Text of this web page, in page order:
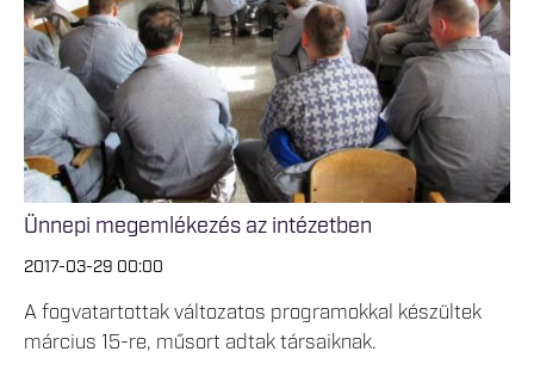
Ünnepi megemlékezés az intézetben
2017-03-29 00:00
A fogvatartottak változatos programokkal készültek
március 15-re, műsort adtak társaiknak.